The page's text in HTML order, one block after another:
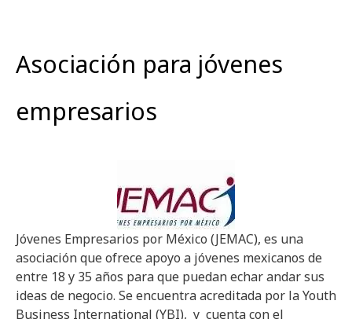
Asociación para jóvenes
empresarios
Jóvenes Empresarios por México (JEMAC), es una
asociación que ofrece apoyo a jóvenes mexicanos de
entre 18 y 35 años para que puedan echar andar sus
ideas de negocio. Se encuentra acreditada por la Youth
Business International (YBI), y cuenta con el